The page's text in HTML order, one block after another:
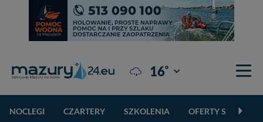
16° Giżycko
NOCLEGI CZARTERY SZKOLENIA OFERTY